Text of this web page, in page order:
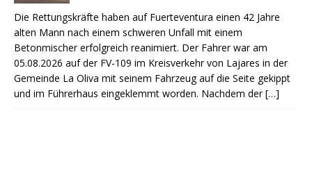
Die Rettungskräfte haben auf Fuerteventura einen 42 Jahre
alten Mann nach einem schweren Unfall mit einem
Betonmischer erfolgreich reanimiert. Der Fahrer war am
05.08.2026 auf der FV-109 im Kreisverkehr von Lajares in der
Gemeinde La Oliva mit seinem Fahrzeug auf die Seite gekippt
und im Führerhaus eingeklemmt worden. Nachdem der[…]